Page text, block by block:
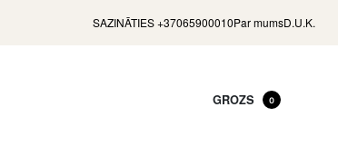
SAZINĀTIES +37065900010Par mumsD.U.K.
GROZS 0